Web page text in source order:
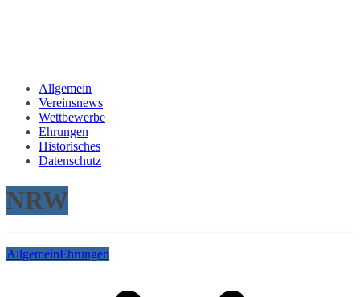
Allgemein
Vereinsnews
Wettbewerbe
Ehrungen
Historisches
Datenschutz
NRW
AllgemeinEhrungen